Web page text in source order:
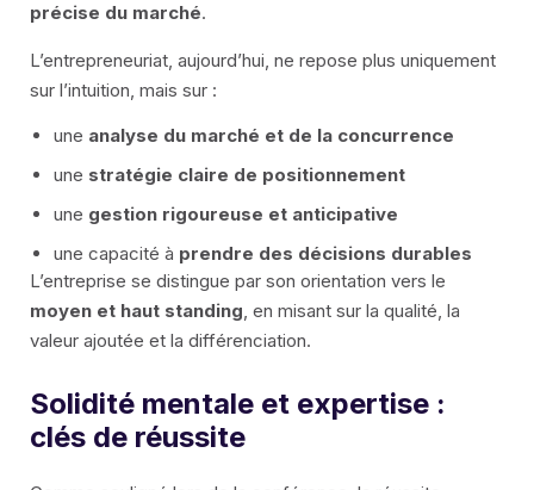
précise du marché.
L’entrepreneuriat, aujourd’hui, ne repose plus uniquement
sur l’intuition, mais sur :
une analyse du marché et de la concurrence
une stratégie claire de positionnement
une gestion rigoureuse et anticipative
une capacité à prendre des décisions durables
L’entreprise se distingue par son orientation vers le
moyen et haut standing, en misant sur la qualité, la
valeur ajoutée et la différenciation.
Solidité mentale et expertise :
clés de réussite